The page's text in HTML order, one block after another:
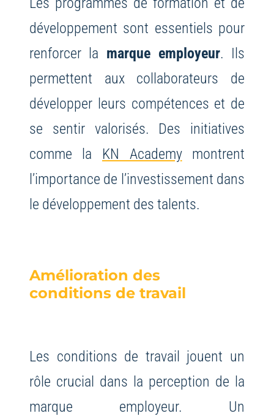
développement sont essentiels pour
renforcer la marque employeur. Ils
permettent aux collaborateurs de
développer leurs compétences et de
se sentir valorisés. Des initiatives
comme la KN Academymontrent
l’importance de l’investissement dans
le développement des talents.
Amélioration des
conditions de travail
Les conditions de travail jouent un
rôle crucial dans la perception de la
marque employeur. Un